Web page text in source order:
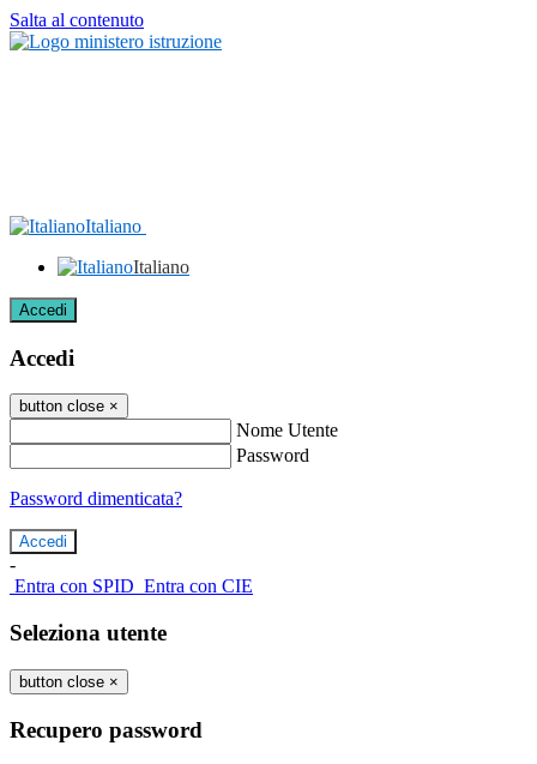
Salta al contenuto
Italiano
Italiano
Accedi
Accedi
button close ×
Nome Utente
Password
Password dimenticata?
-
Entra con SPID Entra con CIE
Seleziona utente
button close ×
Recupero password